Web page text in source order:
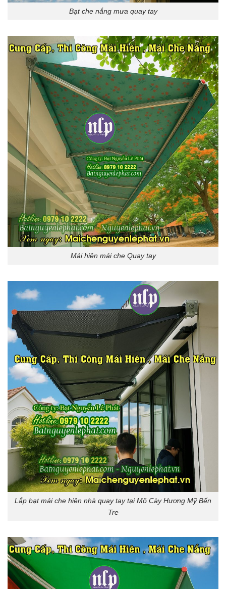
Bạt che nắng mưa quay tay
Mái hiên mái che Quay tay
Lắp bạt mái che hiên nhà quay tay tại Mõ Cày Hương Mỹ Bến
Tre